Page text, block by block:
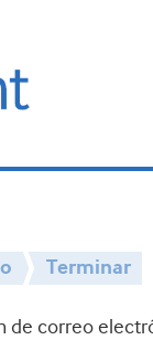
Terminar
de correo